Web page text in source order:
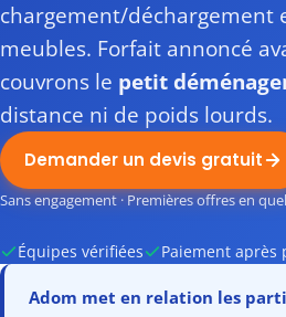
chargement/déchargement
meubles. Forfait annoncé
couvrons le petit
distance ni de poids lourds.
Demander un devis gratuit
Sans engagement · Premières offres en
Équipes vérifiées Paiement après
Adom met en relation les